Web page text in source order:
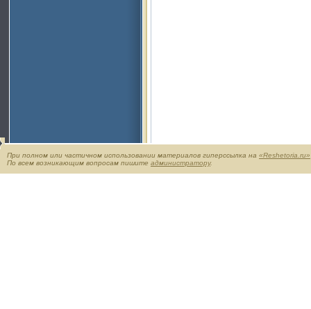
При полном или частичном использовании материалов гиперссылка на «Reshetoria.ru»
По всем возникающим вопросам пишите администратору.